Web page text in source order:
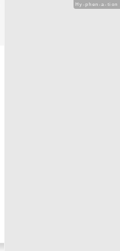
Hy-phen-a-tion